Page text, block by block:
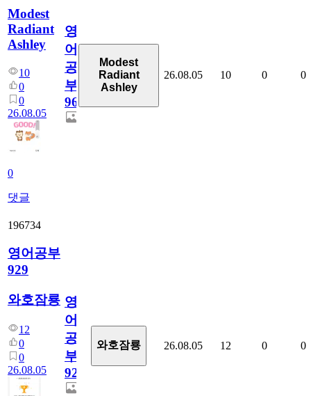
Modest
Radiant
Ashley
10
0
0
26.08.05
0
댓글
영
어
공
부
96
Modest
Radiant
Ashley
26.08.05 10 0 0
196734
영어공부
929
와호잠룡
12
0
0
26.08.05
영
어
공
부
929
와호잠룡 26.08.05 12 0 0